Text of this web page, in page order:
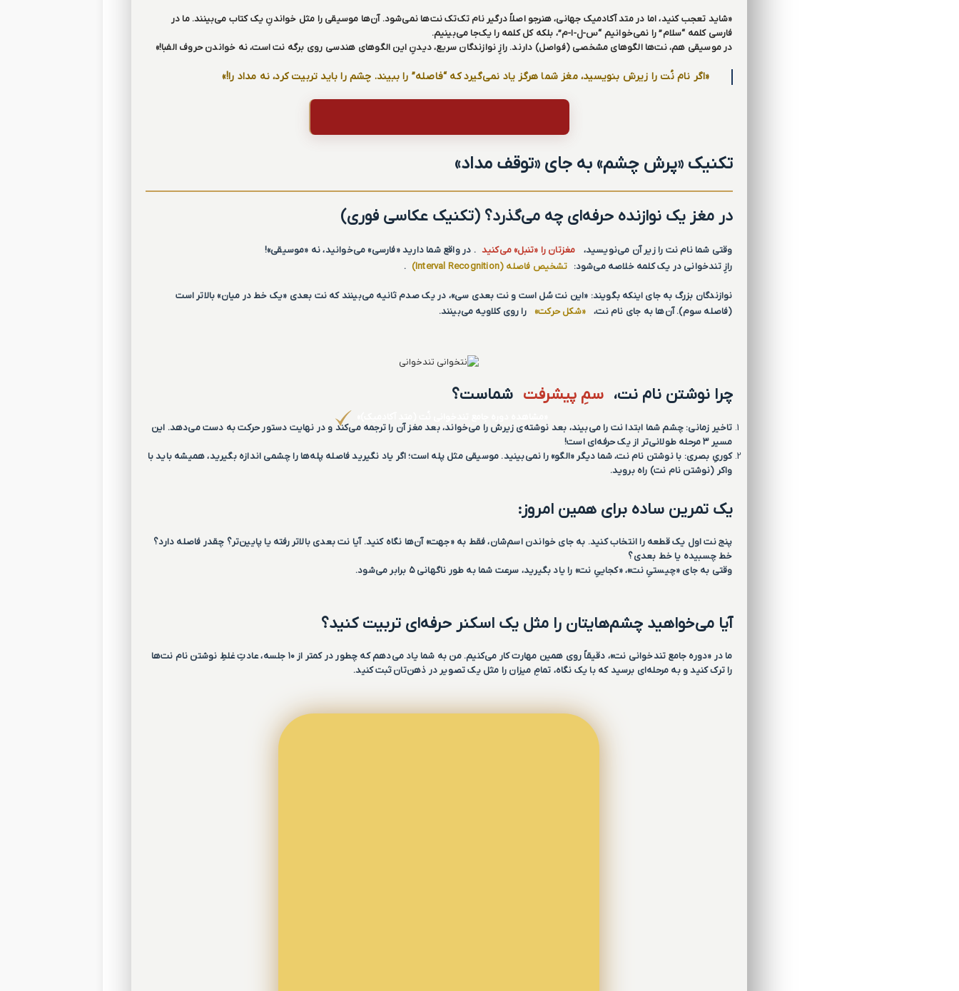
«شاید تعجب کنید، اما در متد آکادمیک جهانی، هنرجو اصلاً درگیر نام تک‌تک نت‌ها نمی‌شود. آن‌ها موسیقی را مثل خواندنِ یک کتاب می‌بینند. ما در
فارسی کلمه “سلام” را نمی‌خوانیم “س-ل-ا-م”، بلکه کل کلمه را یک‌جا می‌بینیم.
در موسیقی هم، نت‌ها الگوهای مشخصی (فواصل) دارند. رازِ نوازندگان سریع، دیدنِ این الگوهای هندسی روی برگه نت است، نه خواندن حروف الفبا!»
«اگر نام نُت را زیرش بنویسید، مغز شما هرگز یاد نمی‌گیرد که “فاصله” را ببیند. چشم را باید تربیت کرد، نه مداد را!»
تکنیک «پرش چشم» به جای «توقف مداد»
در مغز یک نوازنده حرفه‌ای چه می‌گذرد؟ (تکنیک عکاسی فوری)
وقتی شما نام نت را زیر آن می‌نویسید، مغزتان را «تنبل» می‌کنید . در واقع شما دارید «فارسی» می‌خوانید، نه «موسیقی»!
رازِ تندخوانی در یک کلمه خلاصه می‌شود: تشخیص فاصله (Interval Recognition) .
نوازندگان بزرگ به جای اینکه بگویند: «این نت سُل است و نت بعدی سی»، در یک صدم ثانیه می‌بینند که نت بعدی «یک خط در میان» بالاتر است
(فاصله سوم). آن‌ها به جای نام نت،
«شکل حرکت» را روی کلاویه می‌بینند.
چرا نوشتن نام نت، سمِ پیشرفت شماست؟
تاخیر زمانی: چشم شما ابتدا نت را می‌بیند، بعد نوشته‌ی زیرش را می‌خواند، بعد مغز آن را ترجمه می‌کند و در نهایت دستور حرکت به دست می‌دهد. این
مسیر ۳ مرحله طولانی‌تر از یک حرفه‌ای است!
کوریِ بصری: با نوشتن نام نت، شما دیگر «الگو» را نمی‌بینید. موسیقی مثل پله است؛ اگر یاد نگیرید فاصله پله‌ها را چشمی اندازه بگیرید، همیشه باید با
واکر (نوشتن نام نت) راه بروید.
یک تمرین ساده برای همین امروز:
پنج نت اول یک قطعه را انتخاب کنید. به جای خواندن اسم‌شان، فقط به «جهت» آن‌ها نگاه کنید. آیا نت بعدی بالاتر رفته یا پایین‌تر؟ چقدر فاصله دارد؟
خط چسبیده یا خط بعدی؟
وقتی به جای «چیستیِ نت»، «کجاییِ نت» را یاد بگیرید، سرعت شما به طور ناگهانی ۵ برابر می‌شود.
آیا می‌خواهید چشم‌هایتان را مثل یک اسکنر حرفه‌ای تربیت کنید؟
ما در «دوره جامع تندخوانی نت»، دقیقاً روی همین مهارت کار می‌کنیم. من به شما یاد می‌دهم که چطور در کمتر از ۱۰ جلسه، عادتِ غلطِ نوشتن نام نت‌ها
را ترک کنید و به مرحله‌ای برسید که با یک نگاه، تمامِ میزان را مثل یک تصویر در ذهن‌تان ثبت کنید.